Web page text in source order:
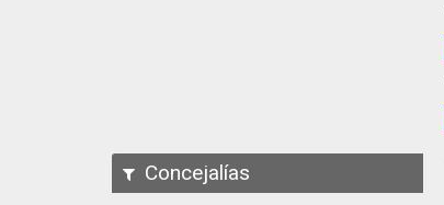
Concejalías